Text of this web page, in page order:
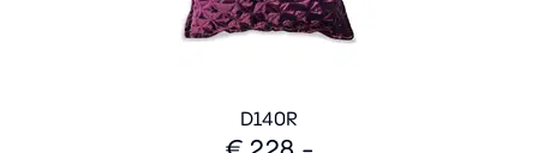
D140R